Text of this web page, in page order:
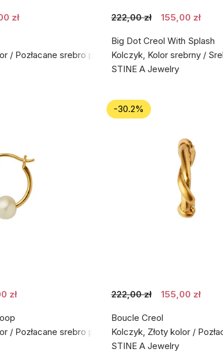
zł
/ Pozłacane srebro próby 925
222,00 zł 155,00 zł
Big Dot Creol With Splash
Kolczyk, Kolor srebrny /
STINE A Jewelry
zł
/ Pozłacane srebro próby 925
-30.2%
222,00 zł 155,00 zł
Boucle Creol
Kolczyk, Złoty kolor /
STINE A Jewelry